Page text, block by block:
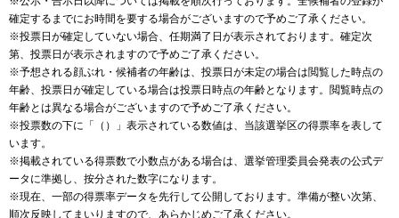
確定するまでにお時間を要する場合がございますので予めご了承ください。
※投票日が確定していない場合、任期満了日が表示されております。確定次
第、投票日が表示されますので予めご了承ください。
※予想される顔ぶれ・候補者の年齢は、投票日が未定の場合は閲覧した時点の
年齢、投票日が確定している場合は投票日時点の年齢となります。閲覧時点の
年齢とは異なる場合がございますので予めご了承ください。
※投票数の下に「（）」表示されている数値は、当該選挙区の得票率を表して
います。
※掲載されている得票数で小数点がある場合は、選挙管理委員会発表の公式デ
ータに準拠し、按分された数字になります。
※現在、一部の得票率データを先行して公開しております。準備が整い次第、
順次反映してまいりますので、あらかじめご了承ください。